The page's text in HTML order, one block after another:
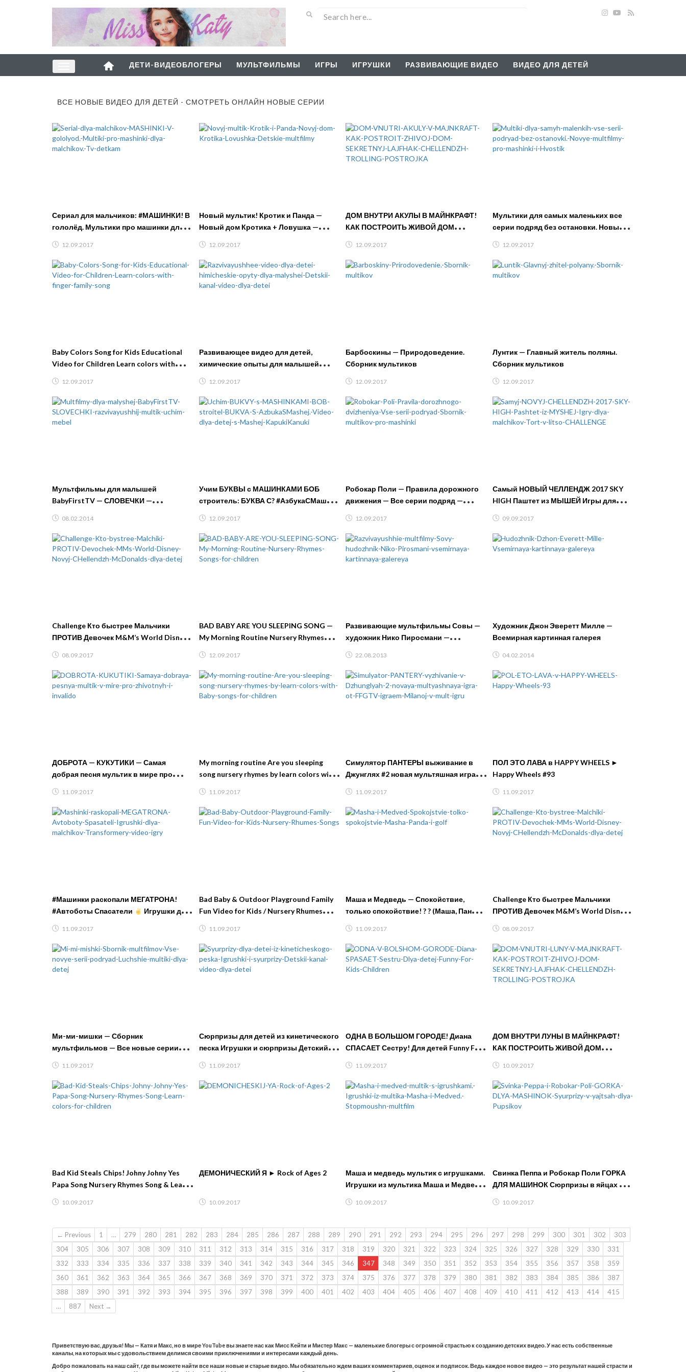
ДЕТИ-ВИДЕОБЛОГЕРЫ МУЛЬТФИЛЬМЫ ИГРЫ ИГРУШКИ РАЗВИВАЮЩИЕ ВИДЕО ВИДЕО ДЛЯ ДЕТЕЙ
ВСЕ НОВЫЕ ВИДЕО ДЛЯ ДЕТЕЙ - СМОТРЕТЬ ОНЛАЙН НОВЫЕ СЕРИИ
Сериал для мальчиков: #МАШИНКИ! В
гололёд. Мультики про машинки для
12.09.2017
Новый мультик! Кротик и Панда —
Новый дом Кротика + Ловушка —
12.09.2017
ДОМ ВНУТРИ АКУЛЫ В МАЙНКРАФТ!
КАК ПОСТРОИТЬ ЖИВОЙ ДОМ
ТРОЛЛИНГ ПОСТРОЙКА
12.09.2017
Мультики для самых маленьких все
серии подряд без остановки. Новые
12.09.2017
Baby Colors Song for Kids Educational
Video for Children Learn colors with
12.09.2017
Развивающее видео для детей,
химические опыты для малышей
12.09.2017
Барбоскины — Природоведение.
Сборник мультиков
12.09.2017
Лунтик — Главный житель поляны.
Сборник мультиков
12.09.2017
Мультфильмы для малышей
BabyFirstTV — СЛОВЕЧКИ —
08.02.2014
Учим БУКВЫ с МАШИНКАМИ БОБ
строитель: БУКВА С? #АзбукаСМашей.
#КапукиКануки
12.09.2017
Робокар Поли — Правила дорожного
движения — Все серии подряд —
12.09.2017
Самый НОВЫЙ ЧЕЛЛЕНДЖ 2017 SKY
HIGH Паштет из МЫШЕЙ Игры для
09.09.2017
Challenge Кто быстрее Мальчики
ПРОТИВ Девочек M&M’s World Disney
08.09.2017
BAD BABY ARE YOU SLEEPING SONG —
My Morning Routine Nursery Rhymes
12.09.2017
Развивающие мультфильмы Совы —
художник Нико Пиросмани —
22.08.2013
Художник Джон Эверетт Милле —
Всемирная картинная галерея
04.02.2014
ДОБРОТА — КУКУТИКИ — Самая
добрая песня мультик в мире про
11.09.2017
My morning routine Are you sleeping
song nursery rhymes by learn colors with
11.09.2017
Симулятор ПАНТЕРЫ выживание в
Джунглях #2 новая мультяшная игра от
11.09.2017
ПОЛ ЭТО ЛАВА в HAPPY WHEELS ►
Happy Wheels #93
11.09.2017
#Машинки раскопали МЕГАТРОНА!
#Автоботы Спасатели
Игрушки для
игры
11.09.2017
Bad Baby & Outdoor Playground Family
Fun Video for Kids / Nursery Rhumes
11.09.2017
Маша и Медведь — Спокойствие,
только спокойствие! ? ? (Маша, Панда и
11.09.2017
Challenge Кто быстрее Мальчики
ПРОТИВ Девочек M&M’s World Disney
08.09.2017
Ми-ми-мишки — Сборник
мультфильмов — Все новые серии
11.09.2017
Сюрпризы для детей из кинетического
песка Игрушки и сюрпризы Детский
11.09.2017
ОДНА В БОЛЬШОМ ГОРОДЕ! Диана
СПАСАЕТ Сестру! Для детей Funny For
11.09.2017
ДОМ ВНУТРИ ЛУНЫ В МАЙНКРАФТ!
КАК ПОСТРОИТЬ ЖИВОЙ ДОМ
ТРОЛЛИНГ ПОСТРОЙКА
10.09.2017
Bad Kid Steals Chips! Johny Johny Yes
Papa Song Nursery Rhymes Song & Learn
colors for children
10.09.2017
ДЕМОНИЧЕСКИЙ Я ► Rock of Ages 2
10.09.2017
Маша и медведь мультик с игрушками.
Игрушки из мультика Маша и Медведь.
Стопмоушн мультфильм
10.09.2017
Свинка Пеппа и Робокар Поли ГОРКА
ДЛЯ МАШИНОК Сюрпризы в яйцах для
Пупсиков
10.09.2017
← Previous 1 … 279 280 281 282 283 284 285 286 287 288 289 290 291 292 293 294 295 296 297 298 299 300 301 302
303
304
305 306 307 308 309 310 311 312 313 314 315 316 317 318 319 320 321 322 323 324 325 326 327 328 329 330
331
332
333 334 335 336 337 338 339 340 341 342 343 344 345 346 347 348 349 350 351 352 353 354 355 356 357 358
359
360
361 362 363 364 365 366 367 368 369 370 371 372 373 374 375 376 377 378 379 380 381 382 383 384 385 386
387
388
389 390 391 392 393 394 395 396 397 398 399 400 401 402 403 404 405 406 407 408 409 410 411 412 413 414
415
…
887 Next →
Приветствую вас, друзья! Мы — Катя и Макс, но в мире YouTube вы знаете нас как Мисс Кейти и Мистер Макс — маленькие блогеры с огромной страстью к созданию детских видео. У нас есть собственные
каналы, на которых мы с удовольствием делимся своими приключениями и интересами каждый день.
Добро пожаловать на наш сайт, где вы можете найти все наши новые и старые видео. Мы обязательно ждем ваших комментариев, оценок и подписок. Ведь каждое новое видео — это результат нашей страсти и